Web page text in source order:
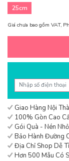
25cm
Giá chưa bao gồm VAT,
Giao Hàng Nội
100% Gòn Cao
Gói Quà - Nén
Bảo Hành Đường
Địa Chỉ Shop Dễ
Hơn 500 Mẫu Có